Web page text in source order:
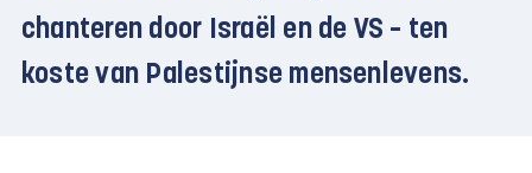
chanteren door Israël en de VS – ten
koste van Palestijnse mensenlevens.